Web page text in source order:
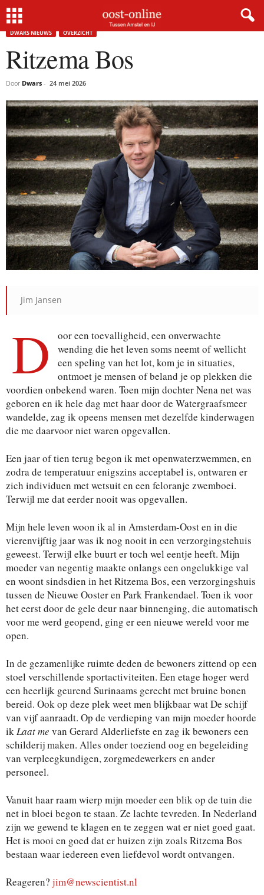
Home Ritzema Bos
DWARS NIEUWS OVERZICHT
Ritzema Bos
Door Dwars - 24 mei 2026
Jim Jansen
D
oor een toevalligheid, een onverwachte
wending die het leven soms neemt of wellicht
een speling van het lot, kom je in situaties,
ontmoet je mensen of beland je op plekken die
voordien onbekend waren. Toen mijn dochter Nena net was
geboren en ik hele dag met haar door de Watergraafsmeer
wandelde, zag ik opeens mensen met dezelfde kinderwagen
die me daarvoor niet waren opgevallen.
Een jaar of tien terug begon ik met openwaterzwemmen, en
zodra de temperatuur enigszins acceptabel is, ontwaren er
zich individuen met wetsuit en een feloranje zwemboei.
Terwijl me dat eerder nooit was opgevallen.
Mijn hele leven woon ik al in Amsterdam-Oost en in die
vierenvijftig jaar was ik nog nooit in een verzorgingstehuis
geweest. Terwijl elke buurt er toch wel eentje heeft. Mijn
moeder van negentig maakte onlangs een ongelukkige val
en woont sindsdien in het Ritzema Bos, een verzorgingshuis
tussen de Nieuwe Ooster en Park Frankendael. Toen ik voor
het eerst door de gele deur naar binnenging, die automatisch
voor me werd geopend, ging er een nieuwe wereld voor me
open.
In de gezamenlijke ruimte deden de bewoners zittend op een
stoel verschillende sportactiviteiten. Een etage hoger werd
een heerlijk geurend Surinaams gerecht met bruine bonen
bereid. Ook op deze plek weet men blijkbaar wat De schijf
van vijf aanraadt. Op de verdieping van mijn moeder hoorde
ikLaat me van Gerard Alderliefste en zag ik bewoners een
schilderij maken. Alles onder toeziend oog en begeleiding
van verpleegkundigen, zorgmedewerkers en ander
personeel.
Vanuit haar raam wierp mijn moeder een blik op de tuin die
net in bloei begon te staan. Ze lachte tevreden. In Nederland
zijn we gewend te klagen en te zeggen wat er niet goed gaat.
Het is mooi en goed dat er huizen zijn zoals Ritzema Bos
bestaan waar iedereen even liefdevol wordt ontvangen.
Reageren? jim@newscientist.nl